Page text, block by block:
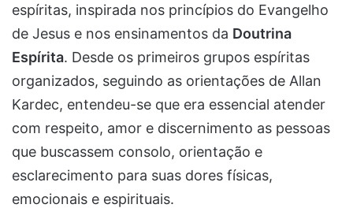
espíritas, inspirada nos princípios do Evangelho
de Jesus e nos ensinamentos da Doutrina
Espírita. Desde os primeiros grupos espíritas
organizados, seguindo as orientações de Allan
Kardec, entendeu-se que era essencial atender
com respeito, amor e discernimento as pessoas
que buscassem consolo, orientação e
esclarecimento para suas dores físicas,
emocionais e espirituais.